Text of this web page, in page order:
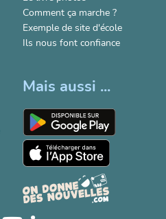
Comment ça marche ?
Exemple de site d'école
Ils nous font confiance
Mais aussi ...